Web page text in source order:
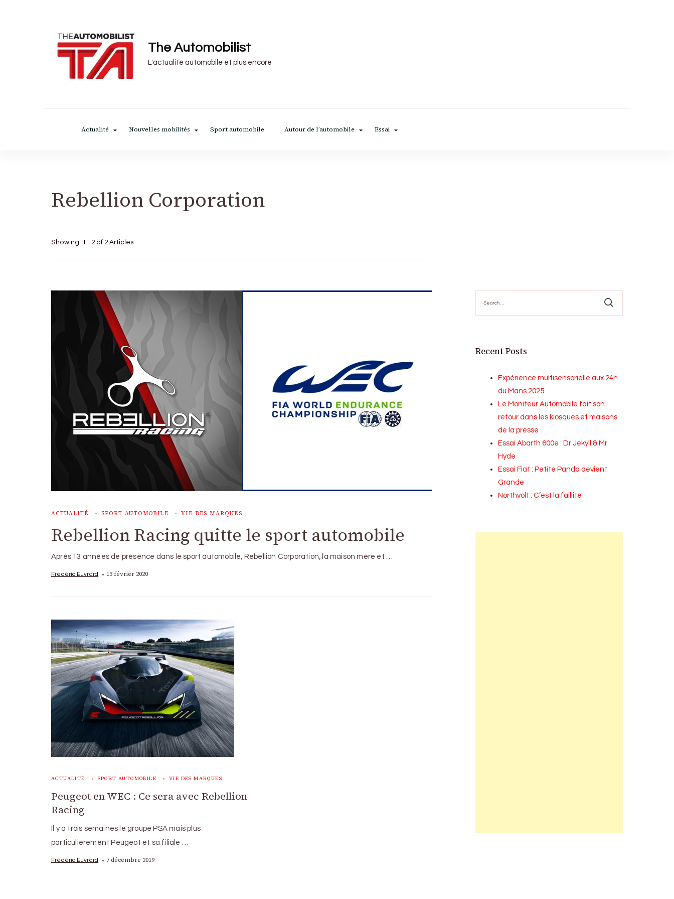
The Automobilist
L'actualité automobile et plus encore
Actualité Nouvelles mobilités Sport automobile Autour de l’automobile Essai
Rebellion Corporation
Showing: 1 - 2 of 2 Articles
ACTUALITÉ SPORT AUTOMOBILE VIE DES MARQUES
Rebellion Racing quitte le sport automobile
Après 13 années de présence dans le sport automobile, Rebellion Corporation, la maison mère et …
Frédéric Euvrard 13 février 2020
ACTUALITÉ SPORT AUTOMOBILE VIE DES MARQUES
Peugeot en WEC : Ce sera avec Rebellion
Racing
Il y a trois semaines le groupe PSA mais plus
particulièrement Peugeot et sa filiale …
Frédéric Euvrard 7 décembre 2019
for:
Recent Posts
Expérience multisensorielle aux 24h
du Mans 2025
Le Moniteur Automobile fait son
retour dans les kiosques et maisons
de la presse
Essai Abarth 600e : Dr Jekyll & Mr
Hyde
Essai Fiat : Petite Panda devient
Grande
Northvolt : C’est la faillite